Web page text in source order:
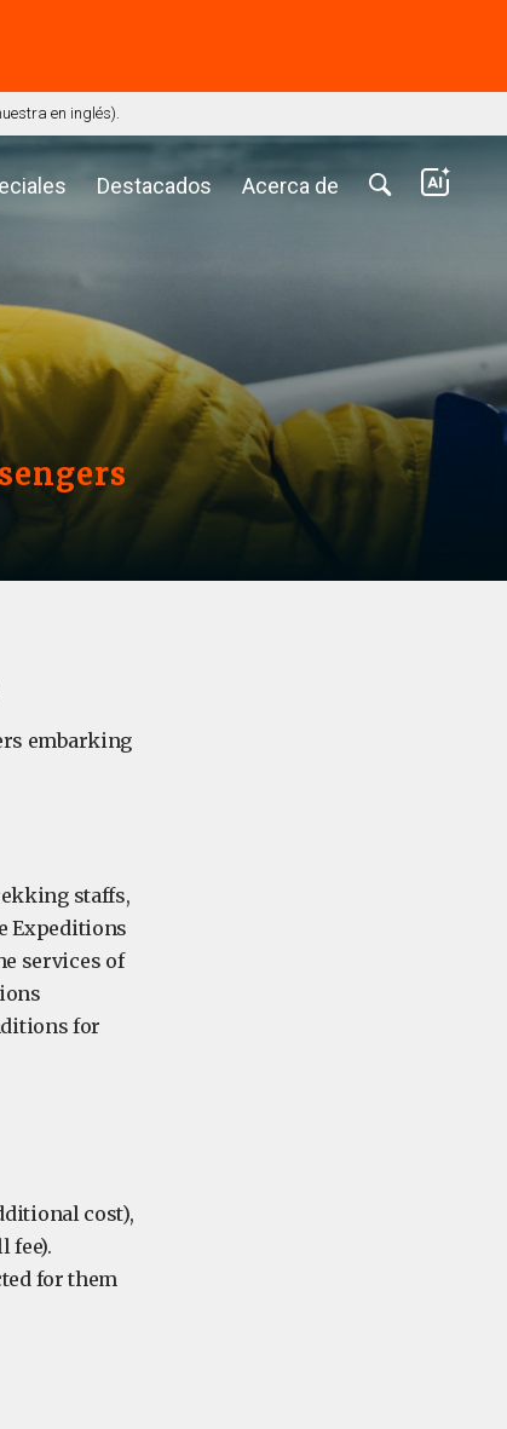
en inglés).
Destacados Acerca de
embarking
staffs,
Expeditions
services of
for
cost),
fee).
for them